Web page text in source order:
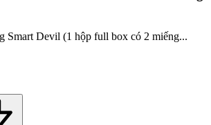
Smart Devil (1 hộp full box có 2 miếng...